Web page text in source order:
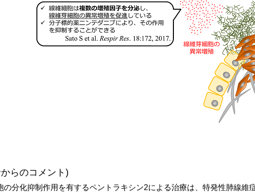
らのコメント)
の分化抑制作用を有するペントラキシン2による治療は、特発性肺線維